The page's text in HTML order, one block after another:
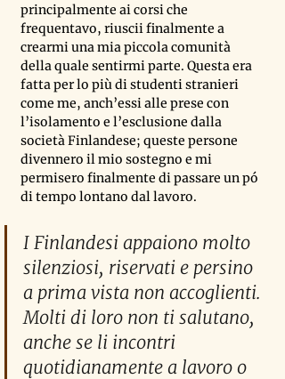
principalmente ai corsi che
frequentavo, riuscii finalmente a
crearmi una mia piccola comunità
della quale sentirmi parte. Questa era
fatta per lo più di studenti stranieri
come me, anch’essi alle prese con
l’isolamento e l’esclusione dalla
società Finlandese; queste persone
divennero il ​​mio sostegno e mi
permisero finalmente di passare un pó
di tempo lontano dal lavoro.
I Finlandesi appaiono molto
silenziosi, riservati e persino
a prima vista non accoglienti.
Molti di loro non ti salutano,
anche se li incontri
quotidianamente a lavoro o